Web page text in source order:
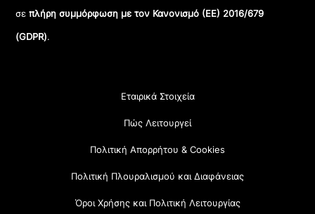
σεπλήρη συμμόρφωση με τον Κανονισμό (ΕΕ) 2016/679
(GDPR).
Εταιρικά Στοιχεία
Πώς Λειτουργεί
Πολιτική Απορρήτου & Cookies
Πολιτική Πλουραλισμού και Διαφάνειας
Όροι Χρήσης και Πολιτική Λειτουργίας